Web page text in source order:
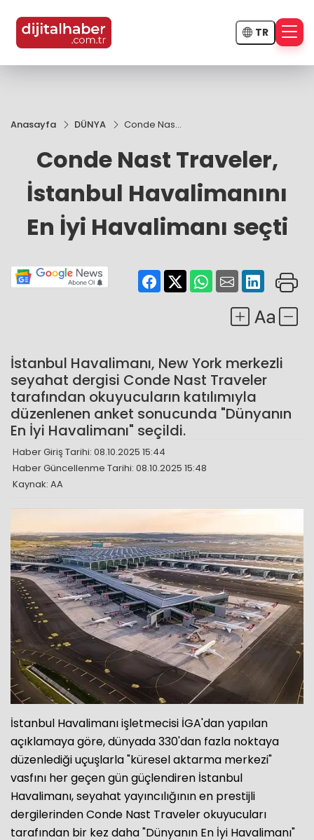
TR
Anasayfa DÜNYA
Conde Nast
İstanbul
Havalimanını
Havalimanı
Conde Nast Traveler,
İstanbul Havalimanını
En İyi Havalimanı seçti
İstanbul Havalimanı, New York merkezli
seyahat dergisi Conde Nast Traveler
tarafından okuyucuların katılımıyla
düzenlenen anket sonucunda "Dünyanın
En İyi Havalimanı" seçildi.
Haber Giriş Tarihi: 08.10.2025 15:44
Haber Güncellenme Tarihi: 08.10.2025 15:48
Kaynak: AA
İstanbul Havalimanı işletmecisi İGA'dan yapılan
açıklamaya göre, dünyada 330'dan fazla noktaya
düzenlediği uçuşlarla "küresel aktarma merkezi"
vasfını her geçen gün güçlendiren İstanbul
Havalimanı, seyahat yayıncılığının en prestijli
dergilerinden Conde Nast Traveler okuyucuları
tarafından bir kez daha "Dünyanın En İyi Havalimanı"